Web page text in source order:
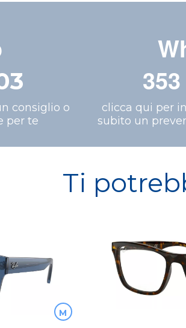
consiglio o
per te
clicca qui per
subito un
Ti
M